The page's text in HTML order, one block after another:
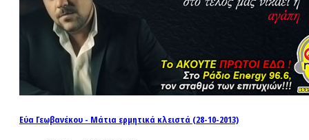
Εύα Γεωβανέκου - Μάτια ερμητικά κλειστά (28-10-2013)